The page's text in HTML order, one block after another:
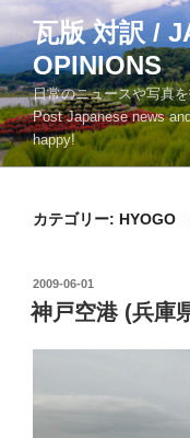
ン
ン
ツ
へ
ス
瓦版 対訳 /
OPINIONS
日常のニュースや写真
Post Japanese news
happy!
カテゴリー: HYOGO
投
稿
日:
2009-06-01
神戸空港 (兵庫